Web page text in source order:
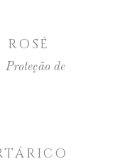
Proteção de